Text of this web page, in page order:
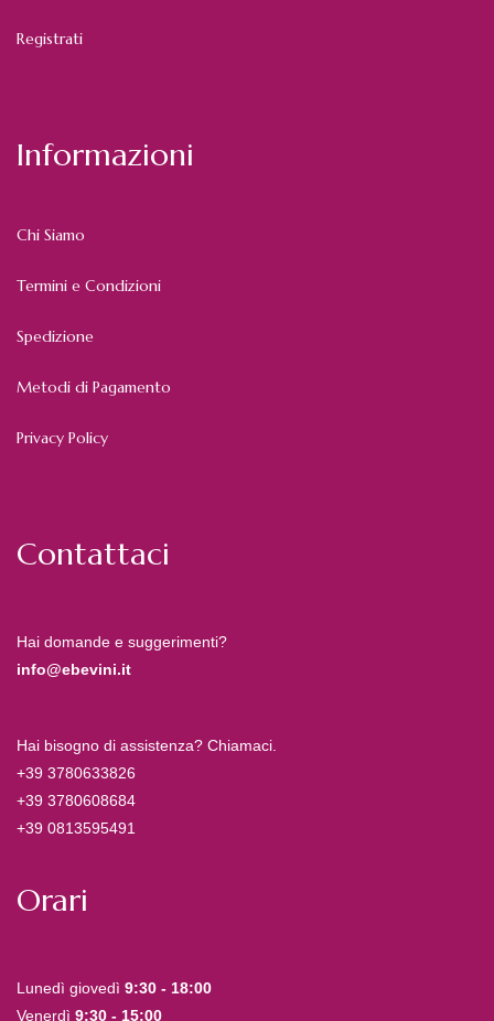
Registrati
Informazioni
Chi Siamo
Termini e Condizioni
Spedizione
Metodi di Pagamento
Privacy Policy
Contattaci
Hai domande e suggerimenti?
info@ebevini.it
Hai bisogno di assistenza? Chiamaci.
+39 3780633826
+39 3780608684
+39 0813595491
Orari
Lunedì giovedì 9:30 - 18:00
Venerdì 9:30 - 15:00